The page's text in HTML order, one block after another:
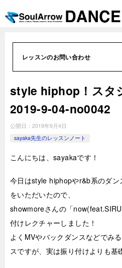
レッスンのお問い合わせ
style hiphop！スタ
2019-9-04-no0042
公開日： 2019年9月4日
sayaka先生のレッスンノート
こんにちは、sayakaです！
今日はstyle hiphopやr&b系のダン
をいただいたので、
showmoreさんの「
付けレクチャーしました！
よくMVやバックダンスなどでみ
スですが、実は振り付けよりも基